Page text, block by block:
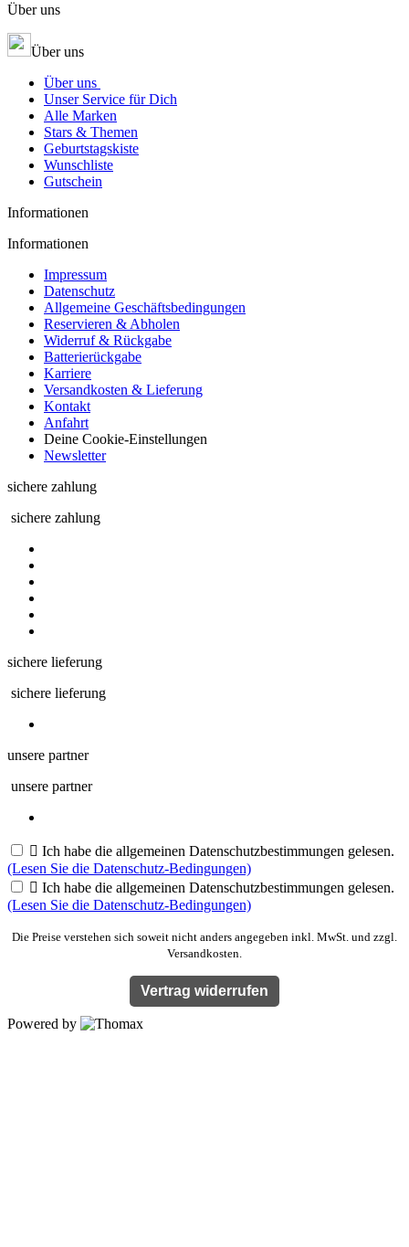
Über uns
Über uns
Über uns
Unser Service für Dich
Alle Marken
Stars & Themen
Geburtstagskiste
Wunschliste
Gutschein
Informationen
Informationen
Impressum
Datenschutz
Allgemeine Geschäftsbedingungen
Reservieren & Abholen
Widerruf & Rückgabe
Batterierückgabe
Karriere
Versandkosten & Lieferung
Kontakt
Anfahrt
Deine Cookie-Einstellungen
Newsletter
sichere zahlung
sichere zahlung
sichere lieferung
sichere lieferung
unsere partner
unsere partner
 Ich habe die allgemeinen Datenschutzbestimmungen gelesen.
(Lesen Sie die Datenschutz-Bedingungen)
 Ich habe die allgemeinen Datenschutzbestimmungen gelesen.
(Lesen Sie die Datenschutz-Bedingungen)
Die Preise verstehen sich soweit nicht anders angegeben inkl. MwSt. und zzgl.
Versandkosten.
Vertrag widerrufen
Powered by